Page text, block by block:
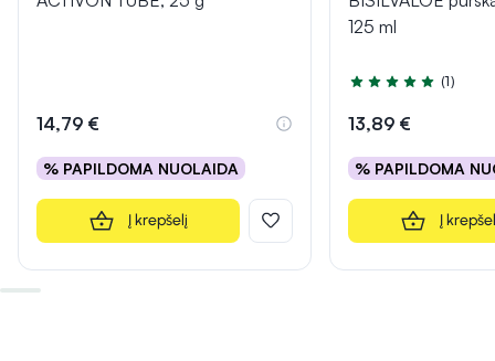
14,79 €
% PAPILDOMA NUOLAIDA
Į krepšelį
125 ml
Įvertinimas 5.0 iš 5
(1)
13,89 €
% PAPILDOMA
Į